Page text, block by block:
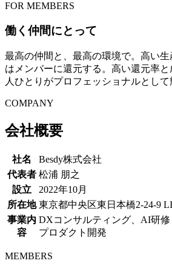
FOR MEMBERS
働く仲間にとって
最高の仲間と、最高の環境で。高い
はメンバーに還元する。高い還元率
人ひとりがプロフェッショナルとして
COMPANY
会社概要
社名
Besdy株式会社
代表者 松浦 朋之
設立
2022年10月
所在地 東京都中央区東日本橋2-24-9
事業内
容
DXコンサルティング、AI研
プロダクト開発
MEMBERS